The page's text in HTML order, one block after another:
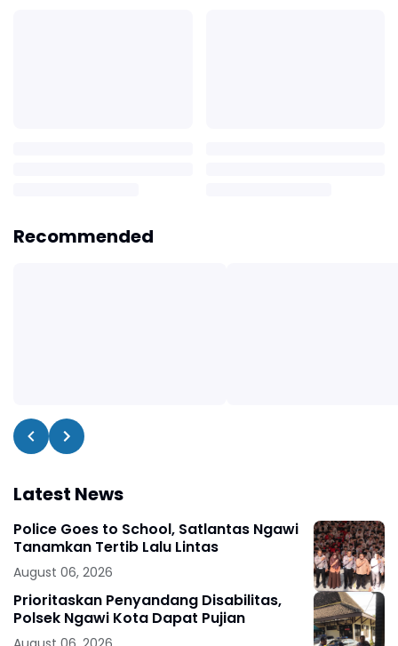
Recommended
Latest News
Police Goes to School, Satlantas Ngawi
Tanamkan Tertib Lalu Lintas
August 06, 2026
Prioritaskan Penyandang Disabilitas,
Polsek Ngawi Kota Dapat Pujian